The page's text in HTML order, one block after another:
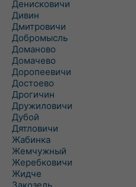
Денисковичи
Дивин
Дмитровичи
Добромысль
Доманово
Домачево
Доропеевичи
Достоево
Дрогичин
Дружиловичи
Дубой
Дятловичи
Жабинка
Жемчужный
Жеребковичи
Жидче